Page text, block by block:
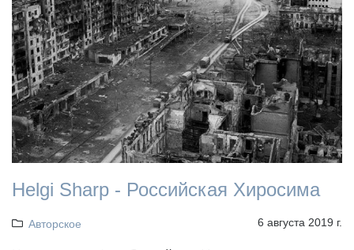
Helgi Sharp - Российская Хиросима
Авторское 6 августа 2019 г.